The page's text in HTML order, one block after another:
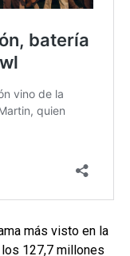
más visto en la
127,7 millones